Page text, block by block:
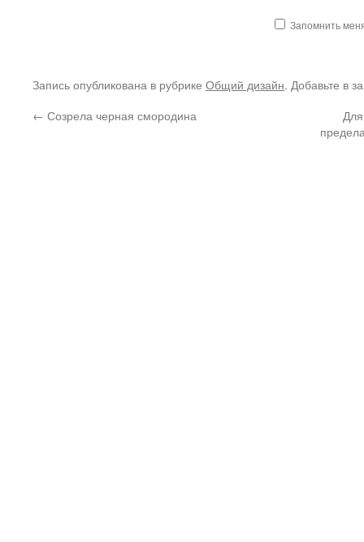
Запомнить
Запись опубликована в рубрике Общий дизайн. Добавьте в
← Созрела черная смородина